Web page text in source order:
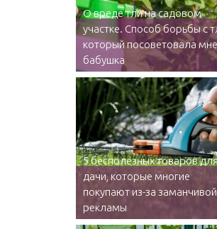
О вреде тли на садовом
участке. Способ борьбы с
который посоветовала мне
бабушка
5 бесполезных товаров
дачи, которые многие
покупают из-за заманчивой
рекламы